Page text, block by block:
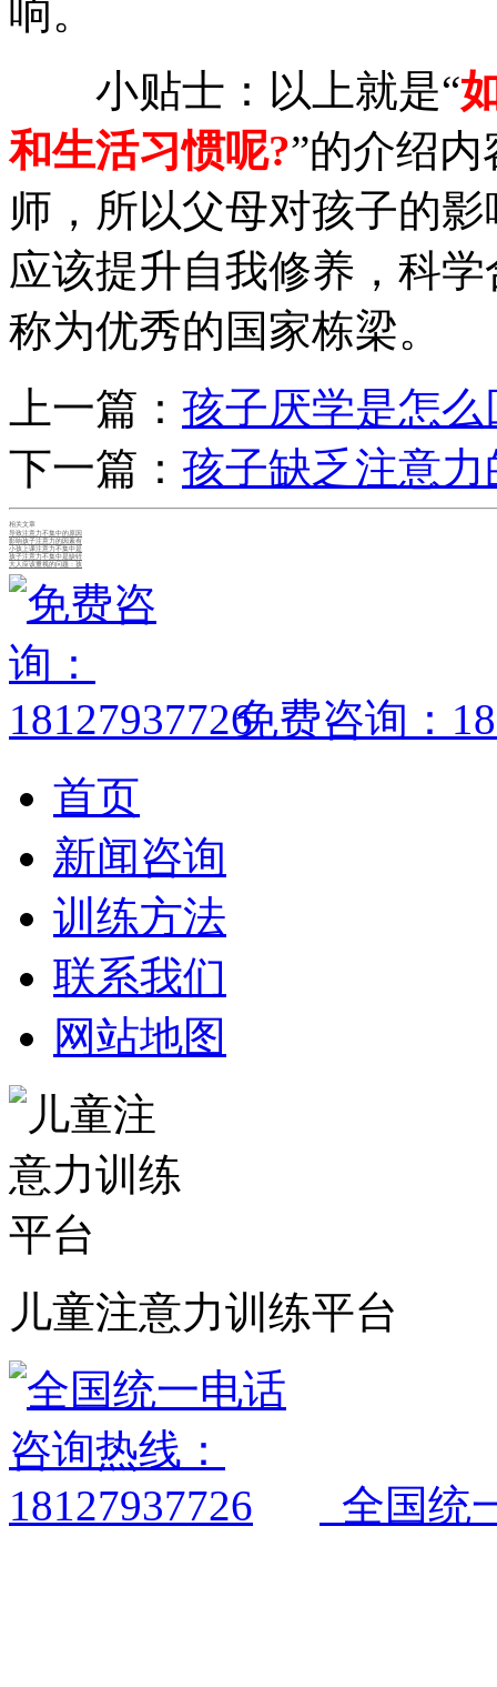
响。
小贴士：以上就是“
和生活习惯呢?”的介绍
师，所以父母对孩子的
应该提升自我修养，科
称为优秀的国家栋梁。
上一篇： 孩子厌学是怎么
下一篇： 孩子缺乏注意
相关文章
导致注意力不集中的原因
影响孩子注意力的因素有
小孩上课注意力不集中是
孩子注意力不集中是缺锌
大人应该重视的问题：孩
免费咨询：
首页
新闻咨询
训练方法
联系我们
网站地图
儿童注意力训练平台
全国统